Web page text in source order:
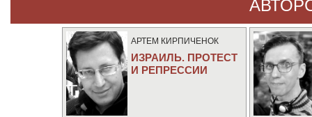
АРТЕМ КИРПИЧЕНОК
ИЗРАИЛЬ. ПРОТЕСТ
И РЕПРЕССИИ